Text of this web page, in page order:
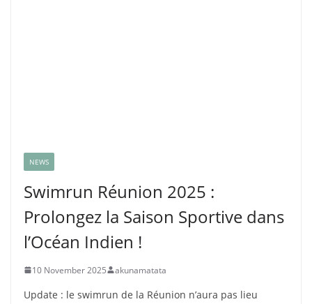
NEWS
Swimrun Réunion 2025 :
Prolongez la Saison Sportive dans
l’Océan Indien !
10 November 2025 akunamatata
Update : le swimrun de la Réunion n’aura pas lieu